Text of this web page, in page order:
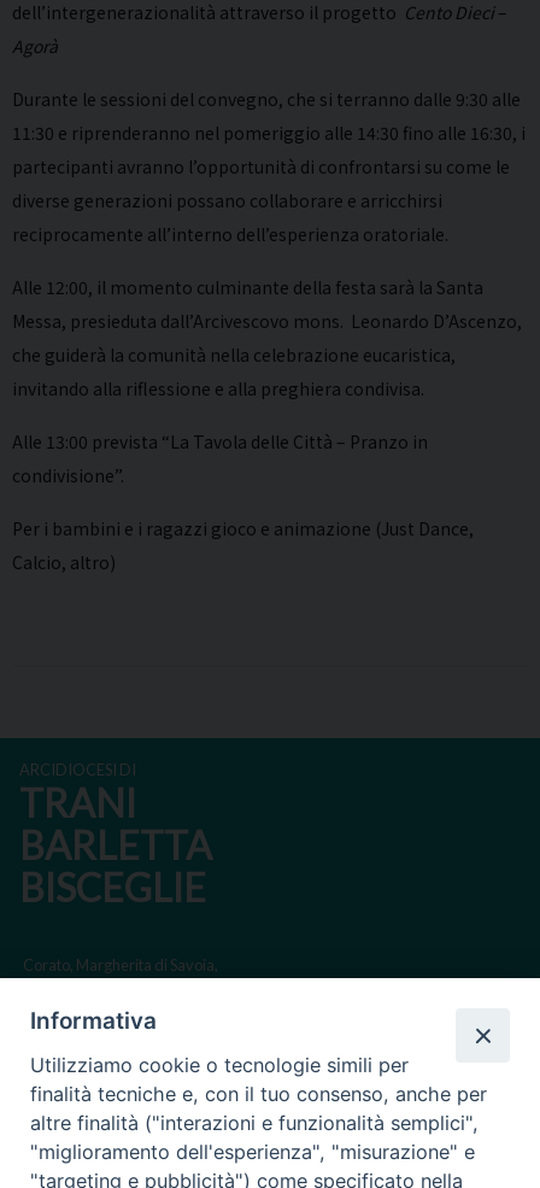
dell’intergenerazionalità attraverso il progetto Cento Dieci–
Agorà
Durante le sessioni del convegno, che si terranno dalle 9:30 alle
11:30 e riprenderanno nel pomeriggio alle 14:30 fino alle 16:30, i
partecipanti avranno l’opportunità di confrontarsi su come le
diverse generazioni possano collaborare e arricchirsi
reciprocamente all’interno dell’esperienza oratoriale.
Alle 12:00, il momento culminante della festa sarà la Santa
Messa, presieduta dall’Arcivescovo mons. Leonardo D’Ascenzo,
che guiderà la comunità nella celebrazione eucaristica,
invitando alla riflessione e alla preghiera condivisa.
Alle 13:00 prevista “La Tavola delle Città – Pranzo in
condivisione”.
Per i bambini e i ragazzi gioco e animazione (Just Dance,
Calcio, altro)
ARCIDIOCESI DI
TRANI
BARLETTA
BISCEGLIE
Corato, Margherita di Savoia,
Regione ecclesiastica Puglia
Via Beltrani, 9
76125 Trani BT
Informativa
Utilizziamo cookie o tecnologie simili per
finalità tecniche e, con il tuo consenso, anche per
altre finalità ("interazioni e funzionalità semplici",
"miglioramento dell'esperienza", "misurazione" e
"targeting e pubblicità") come specificato nella